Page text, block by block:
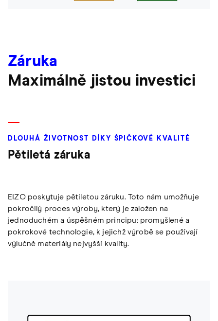
Záruka
Maximálně jistou investici
DLOUHÁ ŽIVOTNOST DÍKY ŠPIČKOVÉ KVALITĚ
Pětiletá záruka
EIZO poskytuje pětiletou záruku. Toto nám umožňuje
pokročilý proces výroby, který je založen na
jednoduchém a úspěšném principu: promyšlené a
pokrokové technologie, k jejichž výrobě se používají
výlučně materiály nejvyšší kvality.